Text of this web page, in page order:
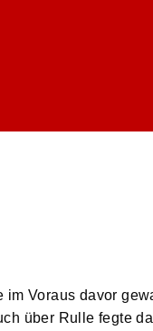
Voraus davor
über Rulle fegte